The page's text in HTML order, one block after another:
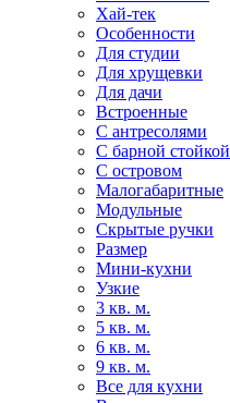
Хай-тек
Особенности
Для студии
Для хрущевки
Для дачи
Встроенные
С антресолями
С барной стойкой
С островом
Малогабаритные
Модульные
Скрытые ручки
Размер
Мини-кухни
Узкие
3 кв. м.
5 кв. м.
6 кв. м.
9 кв. м.
Все для кухни